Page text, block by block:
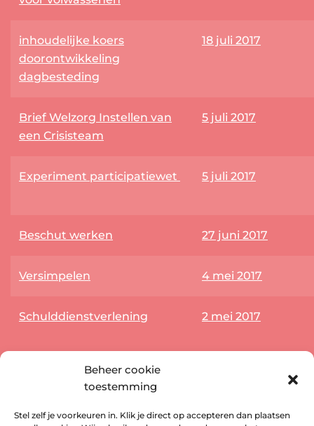
Beheer cookie
toestemming
Stel zelf je voorkeuren in. Klik je direct op accepteren dan plaatsen
inhoudelijke koers
doorontwikkeling
dagbesteding
18 juli 2017
Brief Welzorg Instellen van
een Crisisteam
5 juli 2017
Experiment participatiewet 5 juli 2017
Beschut werken 27 juni 2017
Versimpelen 4 mei 2017
Schulddienstverlening 2 mei 2017
ons wil delen? Neem dan contact op met